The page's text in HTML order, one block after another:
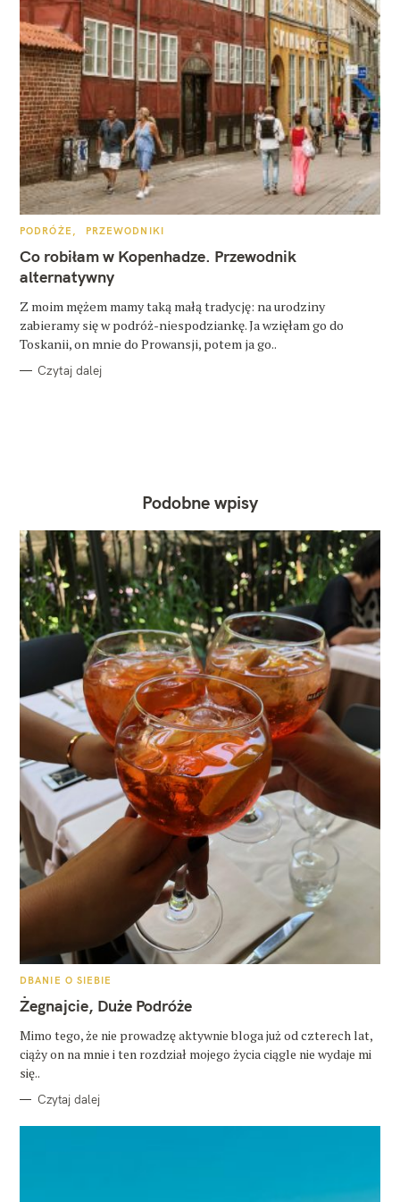
K
T
E
G
O
I
PODRÓŻE PRZEWODNIKI
Co robiłam w Kopenhadze. Przewodnik
alternatywny
Z moim mężem mamy taką małą tradycję: na urodziny
zabieramy się w podróż-niespodziankę. Ja wzięłam go do
Toskanii, on mnie do Prowansji, potem ja go..
Czytaj dalej
Podobne wpisy
K
T
E
O
R
I
DBANIE O SIEBIE
Żegnajcie, Duże Podróże
Mimo tego, że nie prowadzę aktywnie bloga już od czterech lat,
ciąży on na mnie i ten rozdział mojego życia ciągle nie wydaje mi
się..
Czytaj dalej